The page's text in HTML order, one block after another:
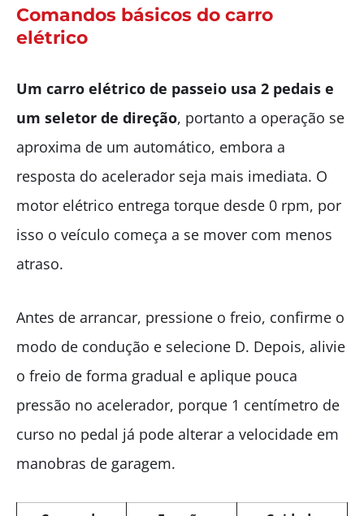
Comandos básicos do carro
elétrico
Um carro elétrico de passeio usa 2 pedais e
um seletor de direção, portanto a operação se
aproxima de um automático, embora a
resposta do acelerador seja mais imediata. O
motor elétrico entrega torque desde 0 rpm, por
isso o veículo começa a se mover com menos
atraso.
Antes de arrancar, pressione o freio, confirme o
modo de condução e selecione D. Depois, alivie
o freio de forma gradual e aplique pouca
pressão no acelerador, porque 1 centímetro de
curso no pedal já pode alterar a velocidade em
manobras de garagem.